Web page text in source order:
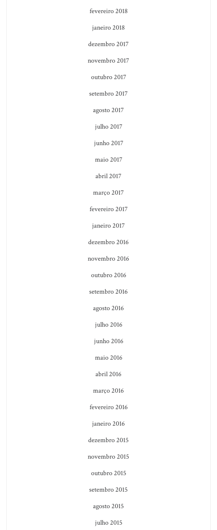
fevereiro 2018
janeiro 2018
dezembro 2017
novembro 2017
outubro 2017
setembro 2017
agosto 2017
julho 2017
junho 2017
maio 2017
abril 2017
março 2017
fevereiro 2017
janeiro 2017
dezembro 2016
novembro 2016
outubro 2016
setembro 2016
agosto 2016
julho 2016
junho 2016
maio 2016
abril 2016
março 2016
fevereiro 2016
janeiro 2016
dezembro 2015
novembro 2015
outubro 2015
setembro 2015
agosto 2015
julho 2015